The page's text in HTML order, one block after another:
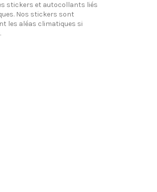
stickers et autocollants liés
Nos stickers sont
les aléas climatiques si